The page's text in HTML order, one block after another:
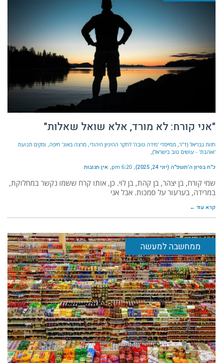
"אני קורח: לא מורד, אלא שואל שאלות"
חזות גבריאל (ד"ר, ממייסדי 'מידה טובה' לחקר ההיגיון היהודי, מרצה באונ' חיפה, ומקים תנועת
'ואהבת' - עושים טוב בישראל)
כ״ח בסיון ה׳תשפ״ה (יוני 24, 2025) 6:20 pm אין תגובות
שמי קורח, בן יצהר, בן קהת, בן לוי. כן, אותו קרח ששמו נקשר במחלוקת,
במרידה, בערעור על סמכות. אבל אני
קרא עוד ←
ממחשבה למעשה